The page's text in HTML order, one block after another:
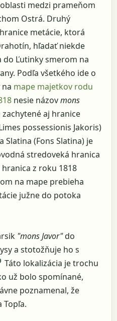
medzi prameňom
Ostrá. Druhý
metácie, ktorá
hľadať niekde
Ľutinky smerom na
Podľa všetkého ide o
mape majetkov rodu
nesie názovmons
aj hranice
possessionis Jakoris)
Slatina (Fons Slatina) je
stredoveká hranica
z roku 1818
na mape prebieha
južne do potoka
"mons Javor"do
a stotožňuje ho s
Táto lokalizácia je trochu
už bolo spomínané,
poznamenal, že
Topľa.